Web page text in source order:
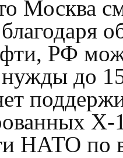
Москва
РФ
до
НАТО по